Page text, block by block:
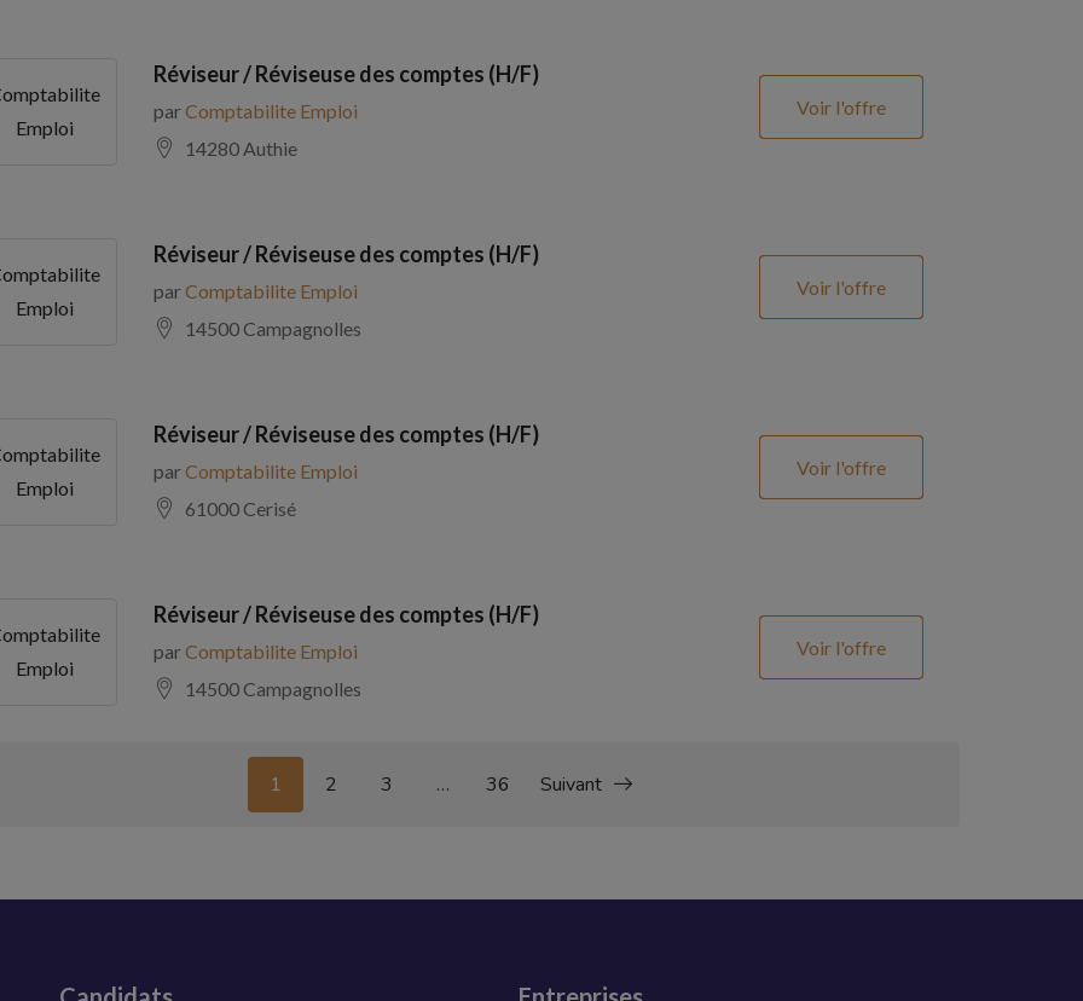
Emploi
Réviseur / Réviseuse des comptes (H/F)
parComptabilite Emploi
14280 Authie
Voir l'offre
Emploi
Réviseur / Réviseuse des comptes (H/F)
parComptabilite Emploi
14500 Campagnolles
Voir l'offre
Emploi
Réviseur / Réviseuse des comptes (H/F)
parComptabilite Emploi
61000 Cerisé
Voir l'offre
Emploi
Réviseur / Réviseuse des comptes (H/F)
parComptabilite Emploi
14500 Campagnolles
Voir l'offre
1 2 3 … 36 Suivant